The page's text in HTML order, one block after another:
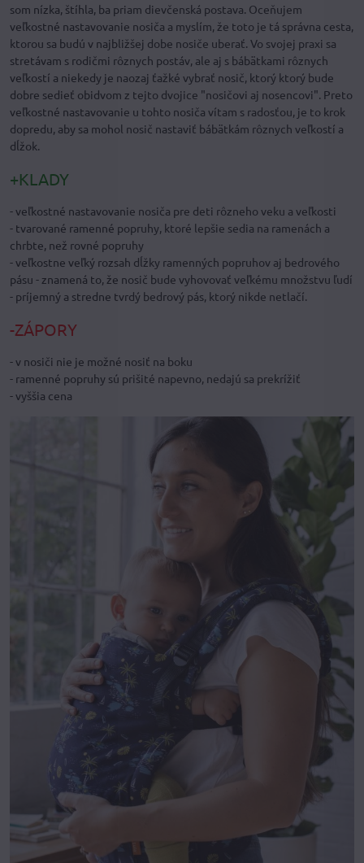
som nízka, štíhla, ba priam dievčenská postava. Oceňujem
veľkostné nastavovanie nosiča a myslím, že toto je tá správna cesta,
ktorou sa budú v najbližšej dobe nosiče uberať. Vo svojej praxi sa
stretávam s rodičmi rôznych postáv, ale aj s bábätkami rôznych
veľkostí a niekedy je naozaj ťažké vybrať nosič, ktorý ktorý bude
dobre sedieť obidvom z tejto dvojice "nosičovi aj nosencovi". Preto
veľkostné nastavovanie u tohto nosiča vítam s radosťou, je to krok
dopredu, aby sa mohol nosič nastaviť bábätkám rôznych veľkostí a
dĺžok.
+KLADY
- veľkostné nastavovanie nosiča pre deti rôzneho veku a veľkosti
- tvarované ramenné popruhy, ktoré lepšie sedia na ramenách a
chrbte, než rovné popruhy
- veľkostne veľký rozsah dĺžky ramenných popruhov aj bedrového
pásu - znamená to, že nosič bude vyhovovať veľkému množstvu ľudí
- príjemný a stredne tvrdý bedrový pás, ktorý nikde netlačí.
-ZÁPORY
- v nosiči nie je možné nosiť na boku
- ramenné popruhy sú prišité napevno, nedajú sa prekrížiť
- vyššia cena